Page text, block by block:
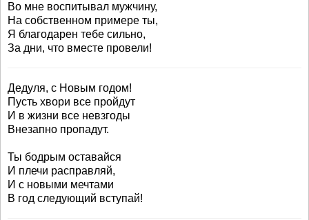
Во мне воспитывал мужчину,
На собственном примере ты,
Я благодарен тебе сильно,
За дни, что вместе провели!
Дедуля, с Новым годом!
Пусть хвори все пройдут
И в жизни все невзгоды
Внезапно пропадут.
Ты бодрым оставайся
И плечи расправляй,
И с новыми мечтами
В год следующий вступай!